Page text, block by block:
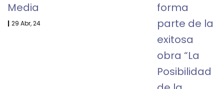
Media
| 29 Abr, 24
forma
parte de la
exitosa
obra “La
Posibilidad